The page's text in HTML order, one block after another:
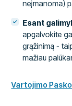
neįmanoma)
Esant
apgalvokite
grąžinimą -
mažiau
Vartojimo